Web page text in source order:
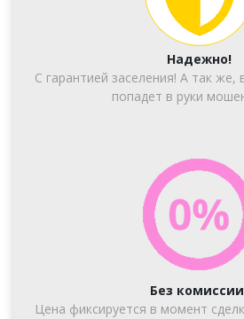
Надежно!
С гарантией заселения! А так же,
попадет в руки
Без
Цена фиксируется в момент